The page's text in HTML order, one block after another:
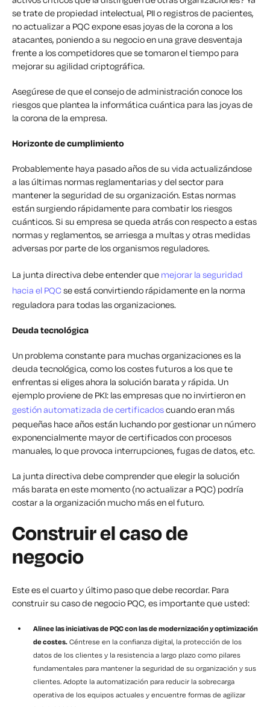
se trate de propiedad intelectual, PII o registros de pacientes,
no actualizar a PQC expone esas joyas de la corona a los
atacantes, poniendo a su negocio en una grave desventaja
frente a los competidores que se tomaron el tiempo para
mejorar su agilidad criptográfica.
Asegúrese de que el consejo de administración conoce los
riesgos que plantea la informática cuántica para las joyas de
la corona de la empresa.
Horizonte de cumplimiento
Probablemente haya pasado años de su vida actualizándose
a las últimas normas reglamentarias y del sector para
mantener la seguridad de su organización. Estas normas
están surgiendo rápidamente para combatir los riesgos
cuánticos. Si su empresa se queda atrás con respecto a estas
normas y reglamentos, se arriesga a multas y otras medidas
adversas por parte de los organismos reguladores.
La junta directiva debe entender que mejorar la seguridad
hacia el PQCse está convirtiendo rápidamente en la norma
reguladora para todas las organizaciones.
Deuda tecnológica
Un problema constante para muchas organizaciones es la
deuda tecnológica, como los costes futuros a los que te
enfrentas si eliges ahora la solución barata y rápida. Un
ejemplo proviene de PKI: las empresas que no invirtieron en
gestión automatizada de certificadoscuando eran más
pequeñas hace años están luchando por gestionar un número
exponencialmente mayor de certificados con procesos
manuales, lo que provoca interrupciones, fugas de datos, etc.
La junta directiva debe comprender que elegir la solución
más barata en este momento (no actualizar a PQC) podría
costar a la organización mucho más en el futuro.
Construir el caso de
negocio
Este es el cuarto y último paso que debe recordar. Para
construir su caso de negocio PQC, es importante que usted:
Alinee las iniciativas de PQC con las de modernización y optimización
de costes. Céntrese en la confianza digital, la protección de los
datos de los clientes y la resistencia a largo plazo como pilares
fundamentales para mantener la seguridad de su organización y sus
clientes. Adopte la automatización para reducir la sobrecarga
operativa de los equipos actuales y encuentre formas de agilizar